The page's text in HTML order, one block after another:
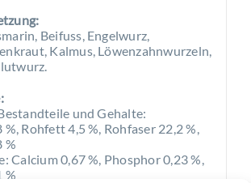
Beifuss, Engelwurz,
Kalmus, Löwenzahnwurzeln,
und Gehalte:
Rohfett 4,5 %, Rohfaser 22,2 %,
%
Calcium 0,67 %, Phosphor 0,23 %,
%